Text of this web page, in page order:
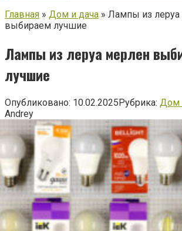
Главная » Дом и дача » Лампы из
выбираем лучшие
Лампы из леруа мерлен
лучшие
Опубликовано: 10.02.2025Рубрика: Дом
Andrey